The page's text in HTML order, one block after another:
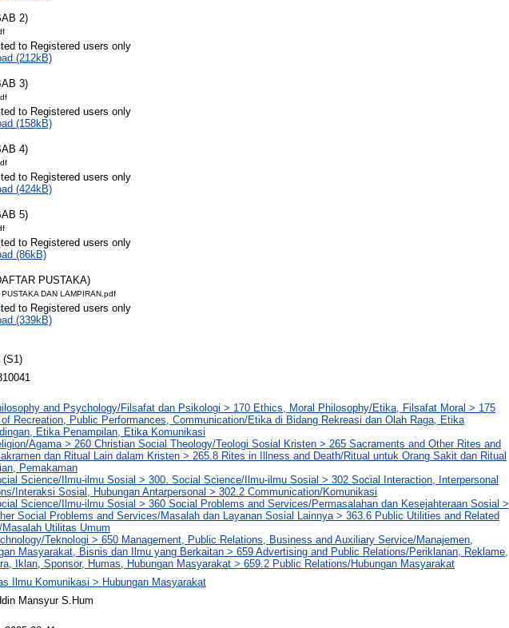
2)
to Registered users only
(212kB)
3)
to Registered users only
(158kB)
4)
to Registered users only
(424kB)
5)
to Registered users only
(86kB)
PUSTAKA)
PUSTAKA DAN LAMPIRAN.pdf
to Registered users only
(339kB)
(S1)
and Psychology/Filsafat dan Psikologi > 170 Ethics, Moral Philosophy/Etika, Filsafat Moral > 175
Recreation, Public Performances, Communication/Etika di Bidang Rekreasi dan Olah Raga, Etika
Etika Penampilan, Etika Komunikasi
Agama > 260 Christian Social Theology/Teologi Sosial Kristen > 265 Sacraments and Other Rites and
dan Ritual Lain dalam Kristen > 265.8 Rites in Illness and Death/Ritual untuk Orang Sakit dan Ritual
Pemakaman
Science/Ilmu-ilmu Sosial > 300. Social Science/Ilmu-ilmu Sosial > 302 Social Interaction, Interpersonal
Interaksi Sosial, Hubungan Antarpersonal > 302.2 Communication/Komunikasi
Science/Ilmu-ilmu Sosial > 360 Social Problems and Services/Permasalahan dan Kesejahteraan Sosial >
Social Problems and Services/Masalah dan Layanan Sosial Lainnya > 363.6 Public Utilities and Related
Utilitas Umum
Teknologi > 650 Management, Public Relations, Business and Auxiliary Service/Manajemen,
Masyarakat, Bisnis dan Ilmu yang Berkaitan > 659 Advertising and Public Relations/Periklanan, Reklame,
Iklan, Sponsor, Humas, Hubungan Masyarakat > 659.2 Public Relations/Hubungan Masyarakat
Ilmu Komunikasi > Hubungan Masyarakat
Mansyur S.Hum